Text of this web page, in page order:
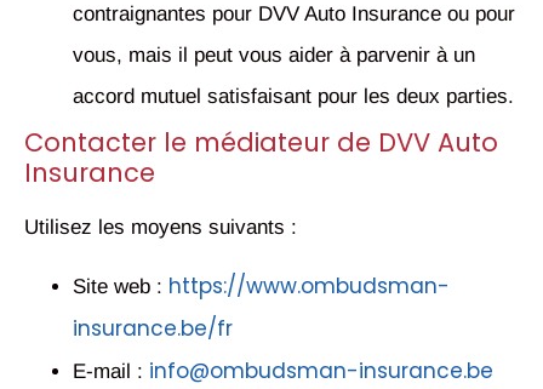
contraignantes pour DVV Auto Insurance ou pour
vous, mais il peut vous aider à parvenir à un
accord mutuel satisfaisant pour les deux parties.
Contacter le médiateur de DVV Auto
Insurance
Utilisez les moyens suivants :
Site web : https://www.ombudsman-
insurance.be/fr
E-mail : info@ombudsman-insurance.be